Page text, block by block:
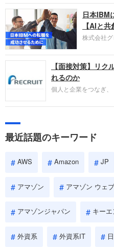
圧倒的な
過去の具
失敗から
ィットも
であるか
日本IBM
【AIと
株式会社グ
パーソン
ネ」の転
IBMです。
い。
【面接対策】リ
れるのか
個人と企業をつなぎ、
やこれまでの成果を
しょう。
最近話題のキーワード
AWS Amazon JP
アマゾン アマゾン ウェ
アマゾンジャパン キー
外資系 外資系IT